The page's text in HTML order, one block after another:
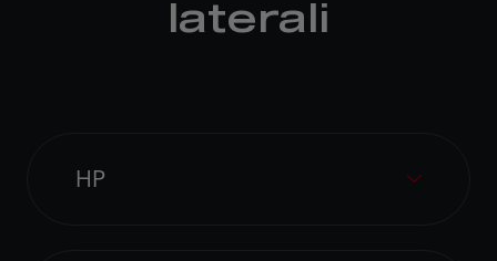
laterali
HP